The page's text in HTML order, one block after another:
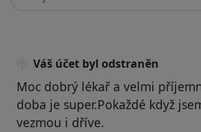
Váš účet byl odstraněn
Moc dobrý lékař a velmi
doba je super.Pokaždé když
vezmou i dříve.